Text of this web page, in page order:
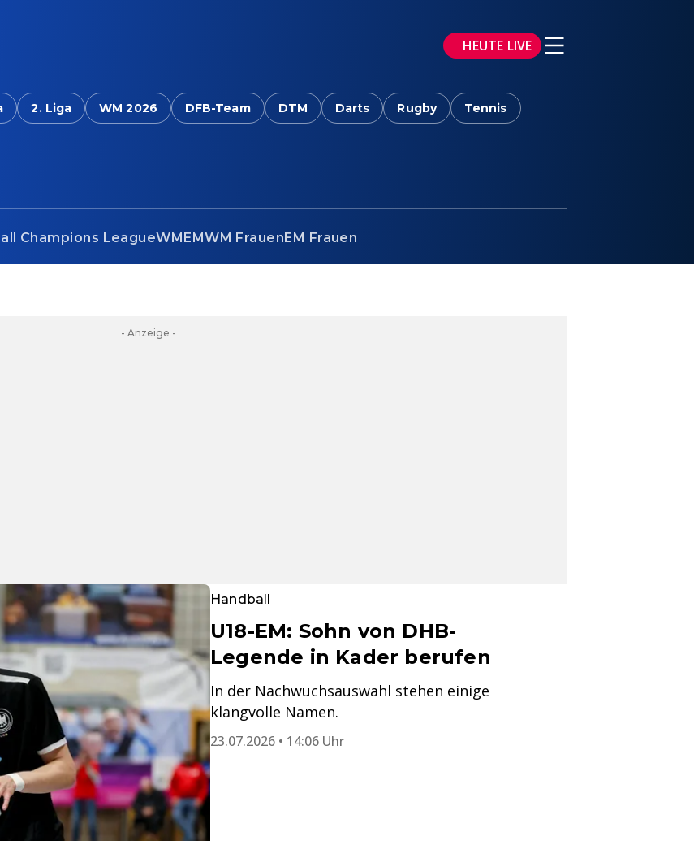
HEUTE LIVE
2. Liga WM 2026 DFB-Team DTM Darts Rugby Tennis
Champions LeagueWMEMWM FrauenEM Frauen
- Anzeige -
Handball
U18-EM: Sohn von DHB-
Legende in Kader berufen
In der Nachwuchsauswahl stehen einige
klangvolle Namen.
23.07.2026 • 14:06 Uhr